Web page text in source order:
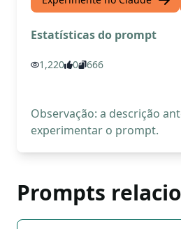
Estatísticas do prompt
1,220 0 666
Observação: a descrição
experimentar o prompt.
Prompts